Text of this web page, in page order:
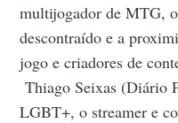
multijogador de MTG,
descontraído e a
jogo e criadores de
Thiago Seixas (Diário
LGBT+, o streamer e